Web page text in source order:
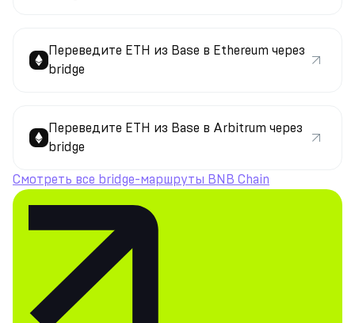
Переведите ETH из Base в Ethereum через
bridge
Переведите ETH из Base в Arbitrum через
bridge
Смотреть все bridge-маршруты BNB Chain